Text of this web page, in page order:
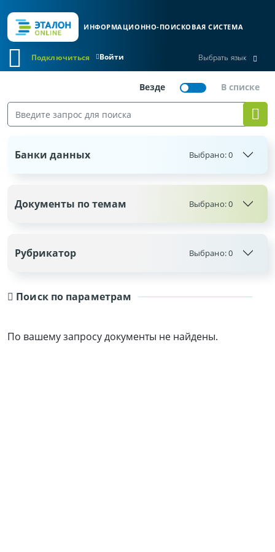
ИНФОРМАЦИОННО-ПОИСКОВАЯ СИСТЕМА
Войти
Подключиться Выбрать язык
Поиск по параметрам
По вашему запросу документы не найдены.
Банки данных Выбрано:0
Документы по темам Выбрано:0
Рубрикатор Выбрано:0